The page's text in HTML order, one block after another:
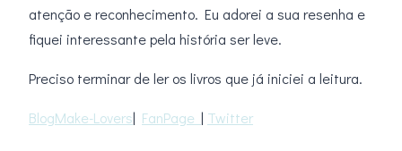
atenção e reconhecimento. Eu adorei a sua resenha e
fiquei interessante pela história ser leve.
Preciso terminar de ler os livros que já iniciei a leitura.
BlogMake-Lovers| FanPage | Twitter